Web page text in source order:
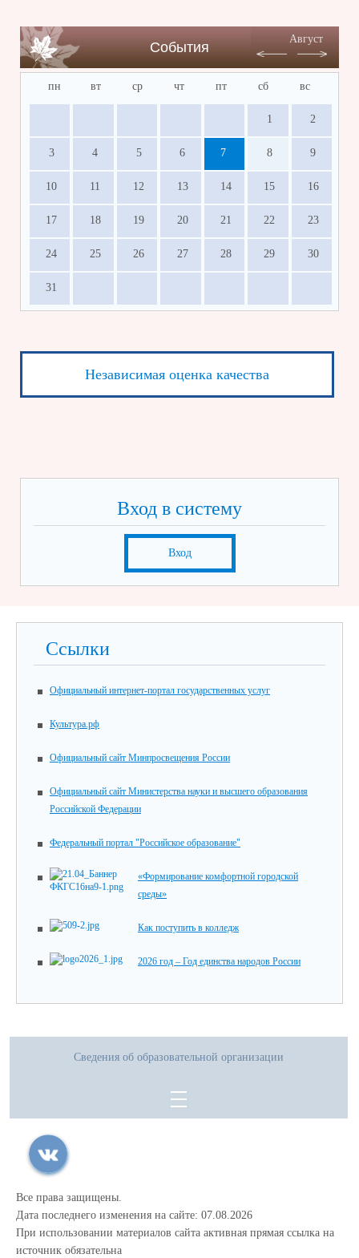
События
Август
пн вт ср чт пт сб вс
1 2
3 4 5 6 7 8 9
10 11 12 13 14 15 16
17 18 19 20 21 22 23
24 25 26 27 28 29 30
31
Независимая оценка качества
Вход в систему
Вход
Ссылки
Официальный интернет-портал государственных услуг
Культура.рф
Официальный сайт Минпросвещения России
Официальный сайт Министерства науки и высшего образования
Российской Федерации
Федеральный портал "Российское образование"
«Формирование комфортной городской
среды»
Как поступить в колледж
2026 год – Год единства народов России
Сведения об образовательной организации
Все права защищены.
Дата последнего изменения на сайте: 07.08.2026
При использовании материалов сайта активная прямая ссылка на
источник обязательна